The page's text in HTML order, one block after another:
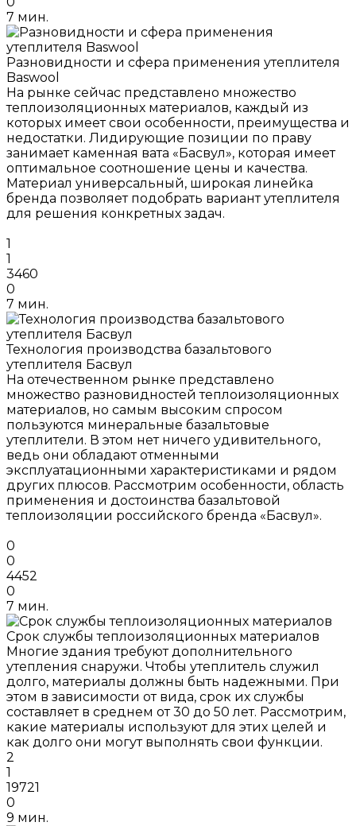
7 мин.
Разновидности и сфера применения утеплителя
Baswool
На рынке сейчас представлено множество
теплоизоляционных материалов, каждый из
которых имеет свои особенности, преимущества и
недостатки. Лидирующие позиции по праву
занимает каменная вата «Басвул», которая имеет
оптимальное соотношение цены и качества.
Материал универсальный, широкая линейка
бренда позволяет подобрать вариант утеплителя
для решения конкретных задач.
1
1
3460
0
7 мин.
Технология производства базальтового
утеплителя Басвул
На отечественном рынке представлено
множество разновидностей теплоизоляционных
материалов, но самым высоким спросом
пользуются минеральные базальтовые
утеплители. В этом нет ничего удивительного,
ведь они обладают отменными
эксплуатационными характеристиками и рядом
других плюсов. Рассмотрим особенности, область
применения и достоинства базальтовой
теплоизоляции российского бренда «Басвул».
0
0
4452
0
7 мин.
Срок службы теплоизоляционных материалов
Многие здания требуют дополнительного
утепления снаружи. Чтобы утеплитель служил
долго, материалы должны быть надежными. При
этом в зависимости от вида, срок их службы
составляет в среднем от 30 до 50 лет. Рассмотрим,
какие материалы используют для этих целей и
как долго они могут выполнять свои функции.
2
1
19721
0
9 мин.